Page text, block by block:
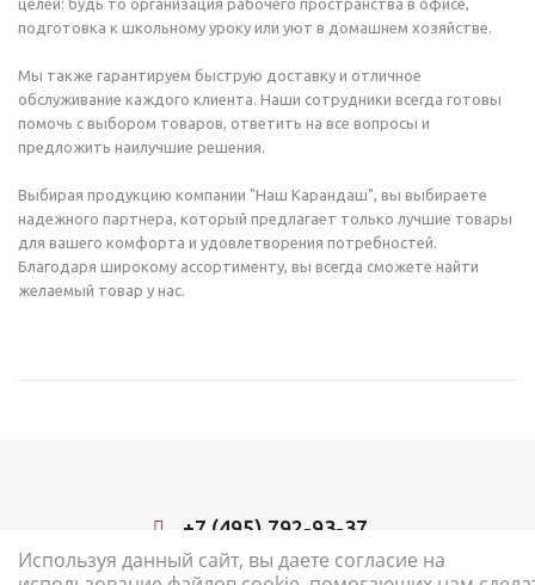
целей: будь то организация рабочего пространства в офисе,
подготовка к школьному уроку или уют в домашнем хозяйстве.
Мы также гарантируем быструю доставку и отличное
обслуживание каждого клиента. Наши сотрудники всегда готовы
помочь с выбором товаров, ответить на все вопросы и
предложить наилучшие решения.
Выбирая продукцию компании "Наш Карандаш", вы выбираете
надежного партнера, который предлагает только лучшие товары
для вашего комфорта и удовлетворения потребностей.
Благодаря широкому ассортименту, вы всегда сможете найти
желаемый товар у нас.
+7 (495) 792-93-37
Используя данный сайт, вы даете согласие на